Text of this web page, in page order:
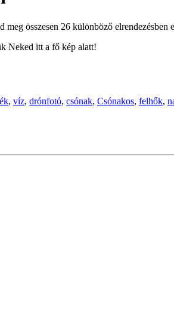
meg összesen 26 különböző elrendezésben
Neked itt a fő kép alatt!
, víz, drónfotó, csónak, Csónakos, felhők,